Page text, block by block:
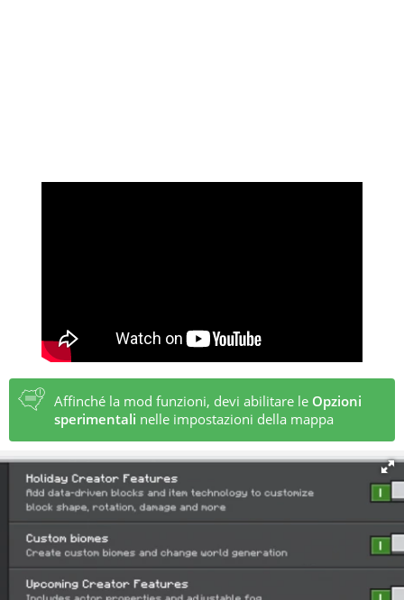
Affinché la mod funzioni, devi abilitare le Opzioni
sperimentali nelle impostazioni della mappa